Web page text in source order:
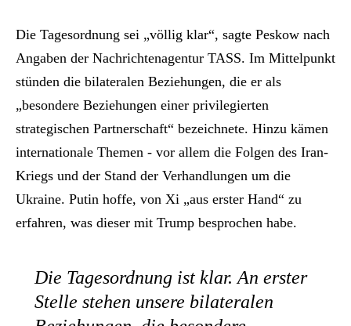
Die Tagesordnung sei „völlig klar“, sagte Peskow nach
Angaben der Nachrichtenagentur TASS. Im Mittelpunkt
stünden die bilateralen Beziehungen, die er als
„besondere Beziehungen einer privilegierten
strategischen Partnerschaft“ bezeichnete. Hinzu kämen
internationale Themen - vor allem die Folgen des Iran-
Kriegs und der Stand der Verhandlungen um die
Ukraine. Putin hoffe, von Xi „aus erster Hand“ zu
erfahren, was dieser mit Trump besprochen habe.
Die Tagesordnung ist klar. An erster
Stelle stehen unsere bilateralen